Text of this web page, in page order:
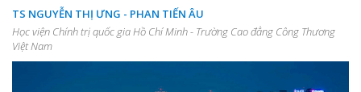
TS NGUYỄN THỊ ƯNG - PHAN TIẾN ÂU
Học viện Chính trị quốc gia Hồ Chí Minh - Trường Cao đẳng Công Thương
Việt Nam